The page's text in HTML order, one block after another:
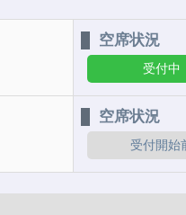
空席状況
受付中
空席状況
受付開始